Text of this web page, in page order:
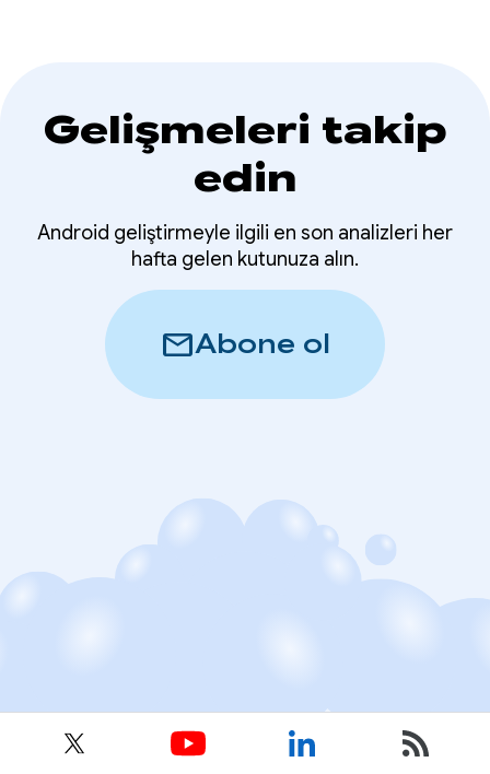
Gelişmeleri takip
edin
Android geliştirmeyle ilgili en son analizleri her
hafta gelen kutunuza alın.
mailAbone ol